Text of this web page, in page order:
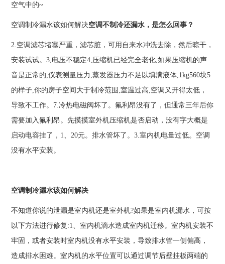
空气中的~
空调制冷漏水该如何解决空调不制冷还漏水，是怎么回事？
2.空调滤芯堵塞严重，滤芯脏，可用自来水冲洗去除，然后晾干，
安装试试。3,电压不稳定4,压缩机已经完全老化,如果压缩机的声
音是正常的,仪表测量压力,蒸发器压力不足以填满液体,1kg560块5
的样子,你的房子空间大于制冷范围,室温过高,空调又开得太低，
导致不工作。7.冷热电磁阀坏了。氟利昂没有了，但通常三年后你
需要加入氟利昂。先摸摸室外机压缩机是否启动，没有字大概是
启动电容挂了，1、20元。排水管坏了。3.室内机电量过低。空调
没有水平安装。
空调制冷漏水该如何解决
不知道你说的泄漏是室内机还是室外机?如果是室内机漏水，可按
以下方法进行修复:1、室内机滴水造成室内机迁移。室内机安装不
牢固，或者安装时室内机没有水平安装，导致排水管一侧偏高，
造成排水困难。室内机的水平位置可以通过调节后壁挂板两端的